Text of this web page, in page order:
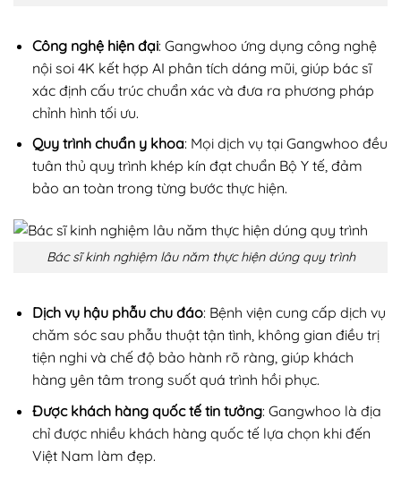
Công nghệ hiện đại: Gangwhoo ứng dụng công nghệ
nội soi 4K kết hợp AI phân tích dáng mũi, giúp bác sĩ
xác định cấu trúc chuẩn xác và đưa ra phương pháp
chỉnh hình tối ưu.
Quy trình chuẩn y khoa: Mọi dịch vụ tại Gangwhoo đều
tuân thủ quy trình khép kín đạt chuẩn Bộ Y tế, đảm
bảo an toàn trong từng bước thực hiện.
Bác sĩ kinh nghiệm lâu năm thực hiện dúng quy trình
Dịch vụ hậu phẫu chu đáo: Bệnh viện cung cấp dịch vụ
chăm sóc sau phẫu thuật tận tình, không gian điều trị
tiện nghi và chế độ bảo hành rõ ràng, giúp khách
hàng yên tâm trong suốt quá trình hồi phục.
Được khách hàng quốc tế tin tưởng: Gangwhoo là địa
chỉ được nhiều khách hàng quốc tế lựa chọn khi đến
Việt Nam làm đẹp.